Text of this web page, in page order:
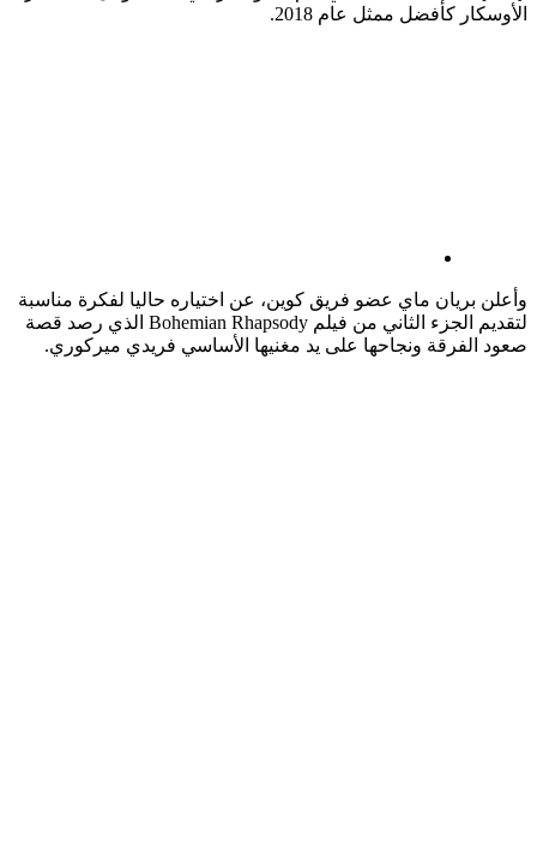
الأوسكار كأفضل ممثل عام 2018.
وأعلن بريان ماي عضو فريق كوين، عن اختياره حاليا لفكرة مناسبة
لتقديم الجزء الثاني من فيلم Bohemian Rhapsody الذي رصد قصة
صعود الفرقة ونجاحها على يد مغنيها الأساسي فريدي ميركوري.